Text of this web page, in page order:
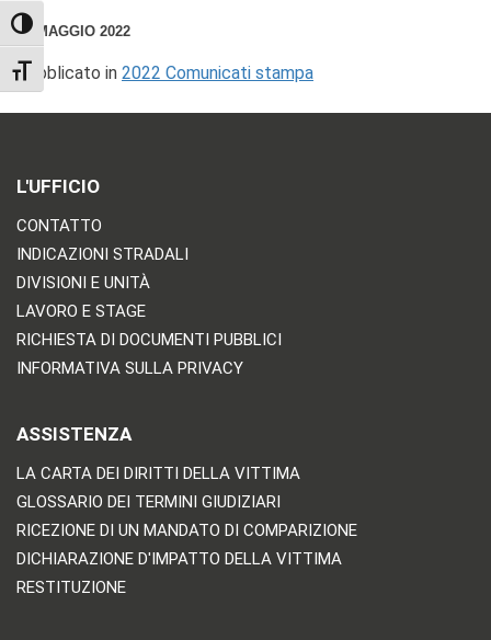
TOGGLE HIGH CONTRAST
TOGGLE FONT SIZE
18 MAGGIO 2022
Pubblicato in 2022 Comunicati stampa
L'UFFICIO
CONTATTO
INDICAZIONI STRADALI
DIVISIONI E UNITÀ
LAVORO E STAGE
RICHIESTA DI DOCUMENTI PUBBLICI
INFORMATIVA SULLA PRIVACY
ASSISTENZA
LA CARTA DEI DIRITTI DELLA VITTIMA
GLOSSARIO DEI TERMINI GIUDIZIARI
RICEZIONE DI UN MANDATO DI COMPARIZIONE
DICHIARAZIONE D'IMPATTO DELLA VITTIMA
RESTITUZIONE